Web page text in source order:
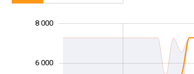
6 000
8 000